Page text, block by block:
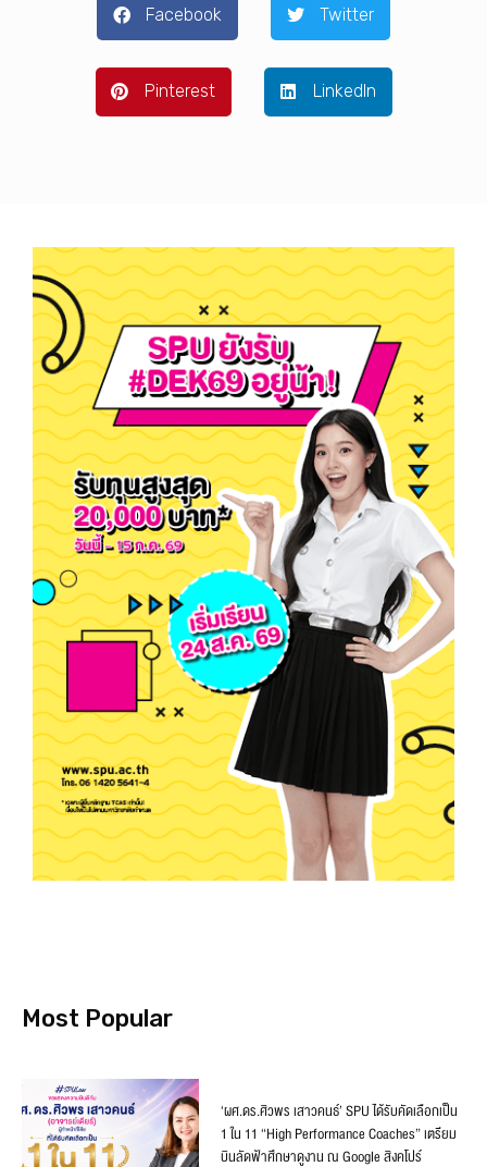
Facebook Twitter
Pinterest LinkedIn
Most Popular
‘ผศ.ดร.ศิวพร เสาวคนธ์’ SPU ได้รับคัดเลือกเป็น
1 ใน 11 “High Performance Coaches” เตรียม
บินลัดฟ้าศึกษาดูงาน ณ Google สิงคโปร์